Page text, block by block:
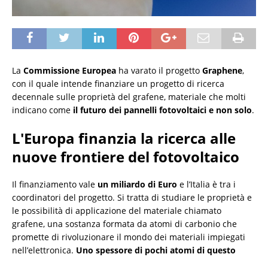
La Commissione Europea ha varato il progetto Graphene,
con il quale intende finanziare un progetto di ricerca
decennale sulle proprietà del grafene, materiale che molti
indicano come il futuro dei pannelli fotovoltaici e non solo.
L'Europa finanzia la ricerca alle
nuove frontiere del fotovoltaico
Il finanziamento vale un miliardo di Euro e l’Italia è tra i
coordinatori del progetto. Si tratta di studiare le proprietà e
le possibilità di applicazione del materiale chiamato
grafene, una sostanza formata da atomi di carbonio che
promette di rivoluzionare il mondo dei materiali impiegati
nell’elettronica. Uno spessore di pochi atomi di questo